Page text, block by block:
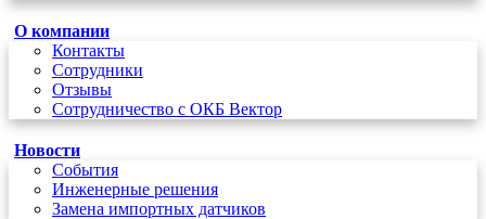
О компании
Контакты
Сотрудники
Отзывы
Сотрудничество с ОКБ Вектор
Новости
Cобытия
Инженерные решения
Замена импортных датчиков